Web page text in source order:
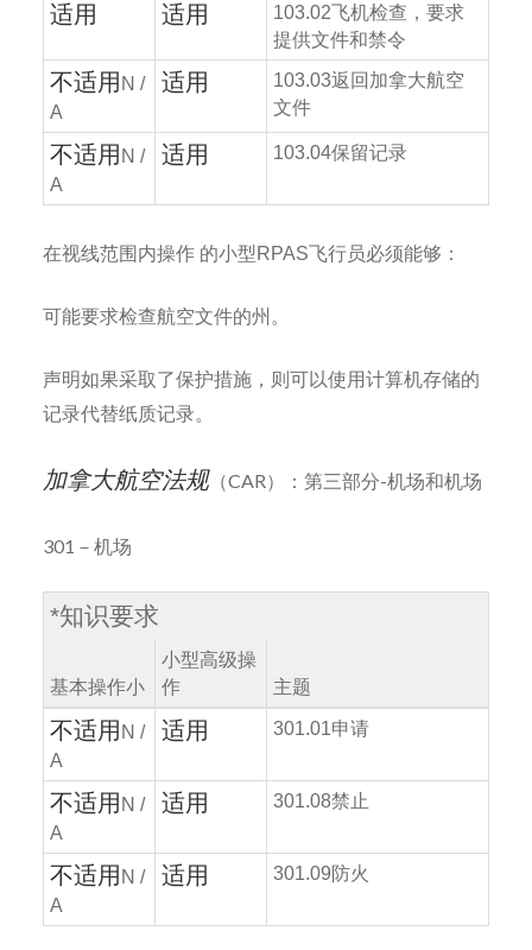
适用 适用 103.02飞机检查，要求
提供文件和禁令
不适用 N /
A
适用 103.03返回加拿大航空
文件
不适用 N /
A
适用 103.04保留记录
在视线范围内操作 的小型RPAS飞行员必须能够：
可能要求检查航空文件的州。
声明如果采取了保护措施，则可以使用计算机存储的
记录代替纸质记录。
加拿大航空法规（CAR）：第三部分-机场和机场
301－机场
*知识要求
基本操作小
小型高级操
作
主题
不适用 N /
A
适用 301.01申请
不适用 N /
A
适用 301.08禁止
不适用 N /
A
适用 301.09防火